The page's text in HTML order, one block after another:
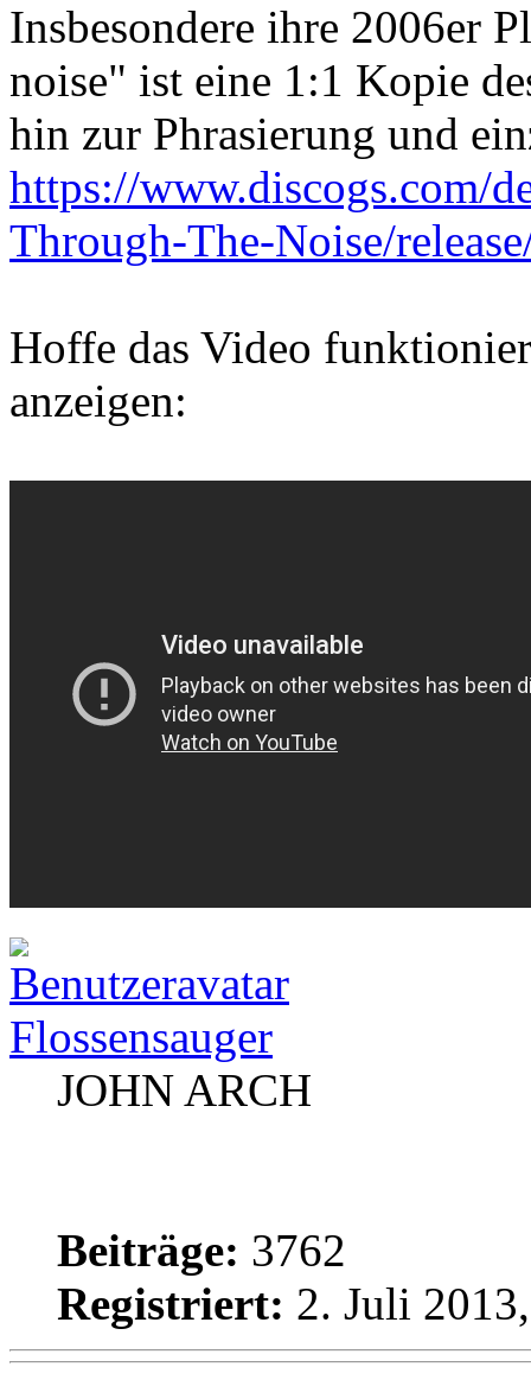
Insbesondere ihre 2006er
noise" ist eine 1:1 Kopie
hin zur Phrasierung und
https://www.discogs.com/
Through-The-Noise/
Hoffe das Video
anzeigen:
Flossensauger
JOHN ARCH
Beiträge: 3762
Registriert: 2. Juli